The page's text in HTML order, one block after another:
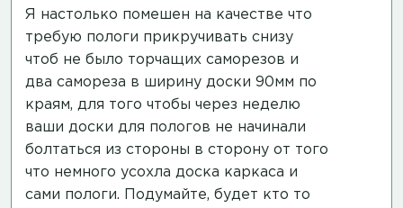
Я настолько помешен на качестве что
требую пологи прикручивать снизу
чтоб не было торчащих саморезов и
два самореза в ширину доски 90мм по
краям, для того чтобы через неделю
ваши доски для пологов не начинали
болтаться из стороны в сторону от того
что немного усохла доска каркаса и
сами пологи. Подумайте, будет кто то